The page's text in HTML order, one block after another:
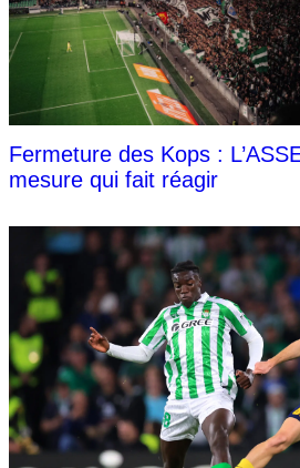
Fermeture des Kops :
mesure qui fait réagir